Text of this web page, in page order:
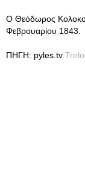
Ο Θεόδωρος
Φεβρουαρίου 1843.
ΠΗΓΗ: pyles.tv